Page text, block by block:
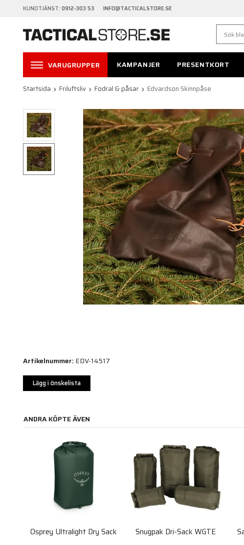
KUNDTJÄNST: 0912-303 53 INFO@TACTICALSTORE.SE
VARUGRUPPER KAMPANJER PRESENTKORT
Startsida Friluftsliv Fodral & påsar Edvardson Skinnpåse
Artikelnummer: EDV-14517
Lägg i önskelista
ANDRA KÖPTE ÄVEN
Osprey Ultralight Dry Sack Snugpak Dri-Sack WGTE